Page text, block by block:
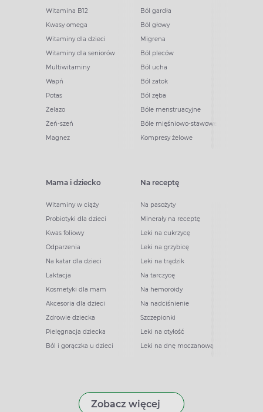
Witamina B12
Kwasy omega
Witaminy dla dzieci
Witaminy dla seniorów
Multiwitaminy
Wapń
Potas
Żelazo
Żeń-szeń
Magnez
Ból gardła
Ból głowy
Migrena
Ból pleców
Ból ucha
Ból zatok
Ból zęba
Bóle menstruacyjne
Bóle mięśniowo-stawowe
Kompresy żelowe
Mama i dziecko
Witaminy w ciąży
Probiotyki dla dzieci
Kwas foliowy
Odparzenia
Na katar dla dzieci
Laktacja
Kosmetyki dla mam
Akcesoria dla dzieci
Zdrowie dziecka
Pielęgnacja dziecka
Ból i gorączka u dzieci
Na receptę
Na pasożyty
Minerały na receptę
Leki na cukrzycę
Leki na grzybicę
Leki na trądzik
Na tarczycę
Na hemoroidy
Na nadciśnienie
Szczepionki
Leki na otyłość
Leki na dnę moczanową
Zobacz więcej